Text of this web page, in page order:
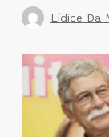
Lídice Da